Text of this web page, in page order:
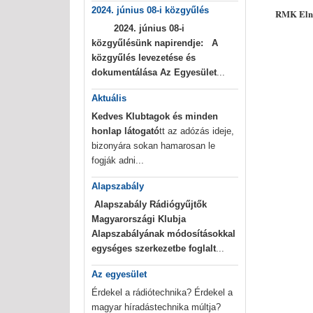
2024. június 08-i közgyűlés
2024. június 08-i
közgyűlésünk napirendje:
A
közgyűlés levezetése és
dokumentálása Az Egyesület...
Aktuális
Kedves Klubtagok és minden
honlap látogatótt az adózás ideje,
bizonyára sokan hamarosan le
fogják adni...
Alapszabály
Alapszabály Rádiógyűjtők
Magyarországi Klubja
Alapszabályának módosításokkal
egységes szerkezetbe foglalt...
Az egyesület
Érdekel a rádiótechnika? Érdekel a
magyar híradástechnika múltja?
RMK